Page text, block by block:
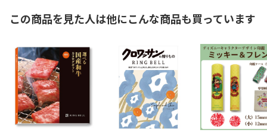
この商品を見た人は他にこんな商品も買っています